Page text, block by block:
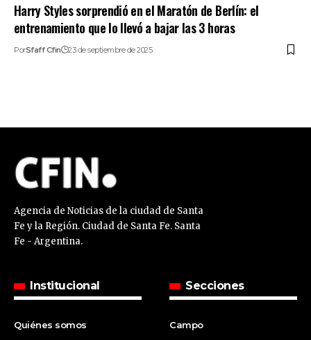
Harry Styles sorprendió en el Maratón de Berlín: el
entrenamiento que lo llevó a bajar las 3 horas
PorSfaff Cfin 23 de septiembre de 2025
Agencia de Noticias de la ciudad de Santa
Fe y la Región. Ciudad de Santa Fe. Santa
Fe - Argentina.
Institucional
Quiénes somos
Secciones
Campo